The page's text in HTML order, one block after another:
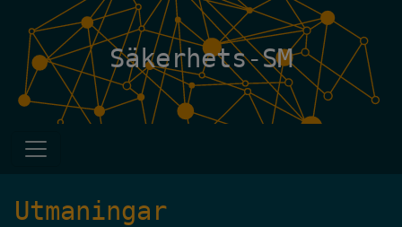
Säkerhets-SM
Utmaningar